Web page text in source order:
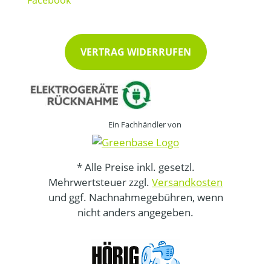
VERTRAG WIDERRUFEN
Ein Fachhändler von
* Alle Preise inkl. gesetzl.
Mehrwertsteuer zzgl. Versandkosten
und ggf. Nachnahmegebühren, wenn
nicht anders angegeben.